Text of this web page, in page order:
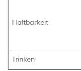
Haltbarkeit
Trinken